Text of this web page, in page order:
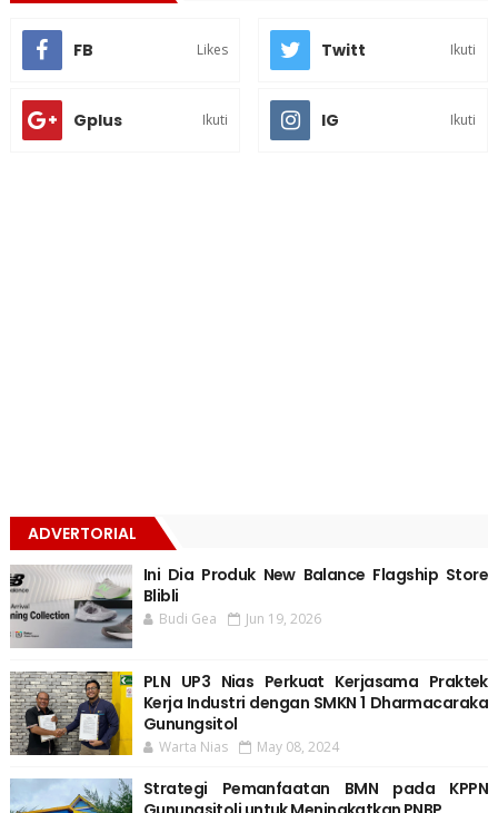
FB Likes Twitt Ikuti
Gplus Ikuti IG Ikuti
ADVERTORIAL
Ini Dia Produk New Balance Flagship Store
Blibli
Budi Gea Jun 19, 2026
PLN UP3 Nias Perkuat Kerjasama Praktek
Kerja Industri dengan SMKN 1 Dharmacaraka
Gunungsitol
Warta Nias May 08, 2024
Strategi Pemanfaatan BMN pada KPPN